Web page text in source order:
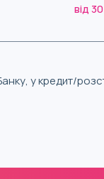
від
у кредит/